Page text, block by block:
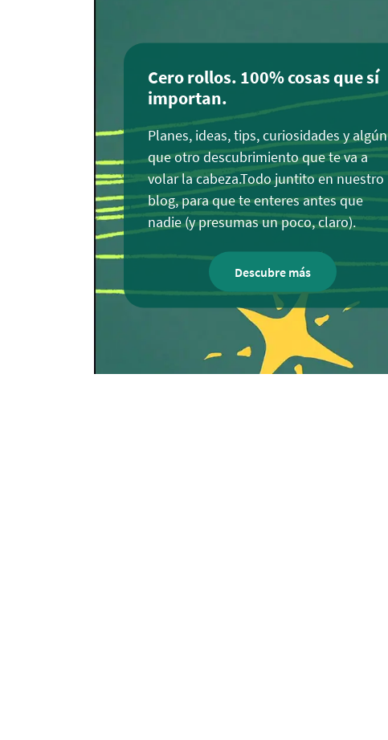
Cero rollos. 100% cosas que sí
importan.
Planes, ideas, tips, curiosidades y algún
que otro descubrimiento que te va a
volar la cabeza.Todo juntito en nuestro
blog, para que te enteres antes que
nadie (y presumas un poco, claro).
Descubre más